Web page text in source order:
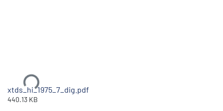
Ladataan...
xtds_hi_1975_7_dig.pdf
440.13 KB